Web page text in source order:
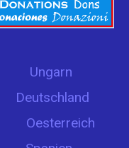
Ungarn
Deutschland
Oesterreich